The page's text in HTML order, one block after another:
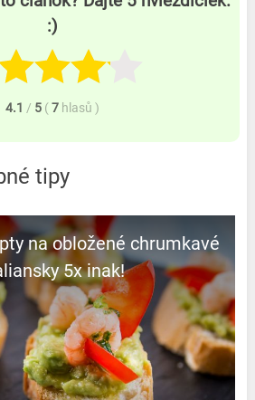
:)
4.1 / 5 (7 hlasů )
tipy
5x inak!